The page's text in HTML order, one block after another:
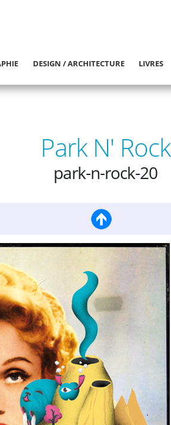
DESIGN / ARCHITECTURE LIVRES
Park N' Rock
park-n-rock-20